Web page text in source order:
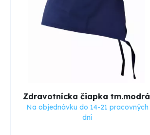
Zdravotnícka čiapka tm.modrá
Na objednávku do 14-21 pracovných
dní